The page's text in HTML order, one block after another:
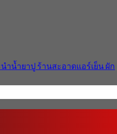
น้ำยาปู ร้านสะอาดแอร์เย็น ผัก